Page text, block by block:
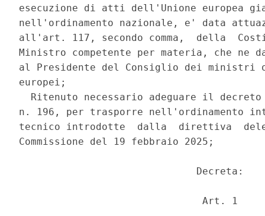
esecuzione di atti dell'Unione
nell'ordinamento nazionale, e' data
all'art. 117, secondo comma,  della
Ministro competente per materia, che ne
al Presidente del Consiglio dei
europei;
Ritenuto necessario adeguare il
n. 196, per trasporre nell'ordinamento
tecnico introdotte  dalla  direttiva
Commissione del 19 febbraio 2025;
                              Decreta:
                               Art. 1